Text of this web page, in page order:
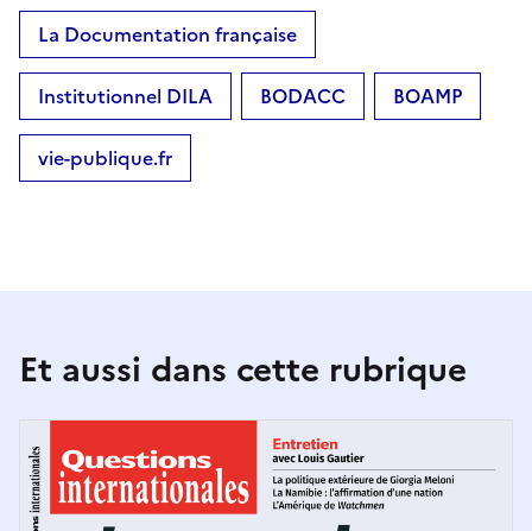
La Documentation française
Institutionnel DILA BODACC BOAMP
vie-publique.fr
Et aussi dans cette rubrique